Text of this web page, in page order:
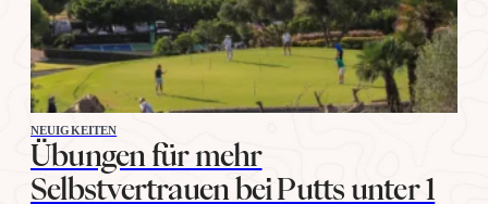
NEUIGKEITEN
Übungen für mehr
Selbstvertrauen bei Putts unter 1